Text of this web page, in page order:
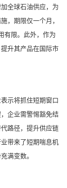
全球石油供应，为
，期限仅一个月，
有限。此外，作为
升其产品在国际市
示将抓住短期窗口
企业需警惕豁免结
路径，提升供应链
带来了短期喘息机
满变数。